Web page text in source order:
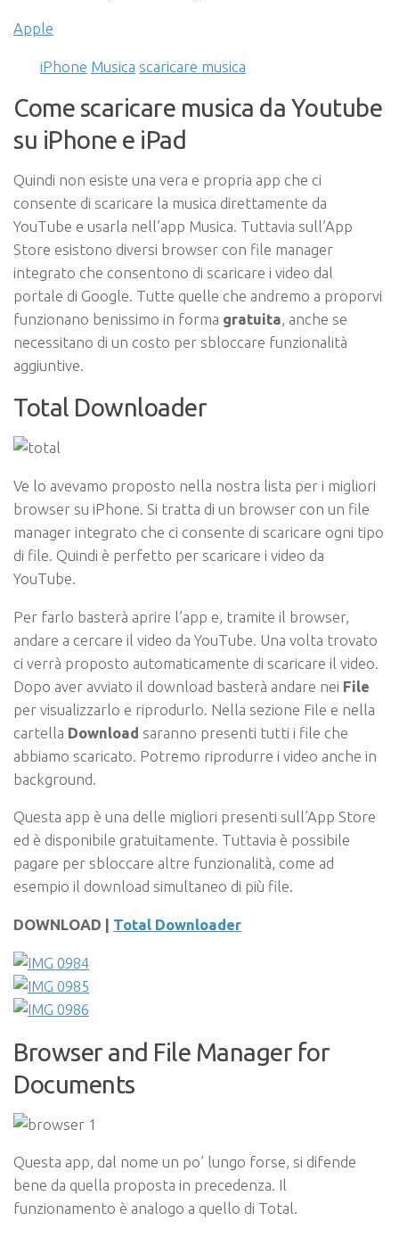
Apple
iPhone Musica scaricare musica
Come scaricare musica da Youtube
su iPhone e iPad
Quindi non esiste una vera e propria app che ci
consente di scaricare la musica direttamente da
YouTube e usarla nell’app Musica. Tuttavia sull’App
Store esistono diversi browser con file manager
integrato che consentono di scaricare i video dal
portale di Google. Tutte quelle che andremo a proporvi
funzionano benissimo in forma gratuita , anche se
necessitano di un costo per sbloccare funzionalità
aggiuntive.
Total Downloader
Ve lo avevamo proposto nella nostra lista per i migliori
browser su iPhone. Si tratta di un browser con un file
manager integrato che ci consente di scaricare ogni tipo
di file. Quindi è perfetto per scaricare i video da
YouTube.
Per farlo basterà aprire l’app e, tramite il browser,
andare a cercare il video da YouTube. Una volta trovato
ci verrà proposto automaticamente di scaricare il video.
Dopo aver avviato il download basterà andare nei File
per visualizzarlo e riprodurlo. Nella sezione File e nella
cartella Download saranno presenti tutti i file che
abbiamo scaricato. Potremo riprodurre i video anche in
background.
Questa app è una delle migliori presenti sull’App Store
ed è disponibile gratuitamente. Tuttavia è possibile
pagare per sbloccare altre funzionalità, come ad
esempio il download simultaneo di più file.
DOWNLOAD | Total Downloader
Browser and File Manager for
Documents
Questa app, dal nome un po’ lungo forse, si difende
bene da quella proposta in precedenza. Il
funzionamento è analogo a quello di Total.